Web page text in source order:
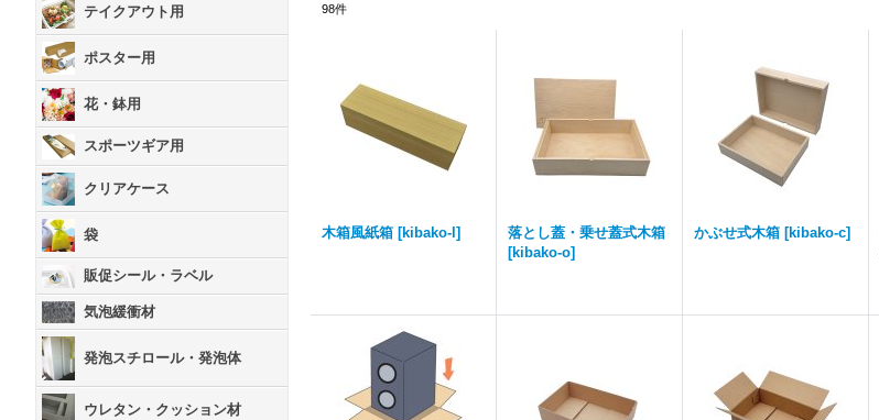
テイクアウト用
ポスター用
花・鉢用
スポーツギア用
クリアケース
袋
販促シール・ラベル
気泡緩衝材
発泡スチロール・発泡体
ウレタン・クッション材
98件
木箱風紙箱 [kibako-l]
落とし蓋・乗せ蓋式木箱
[kibako-o]
かぶせ式木箱 [kibako-c]